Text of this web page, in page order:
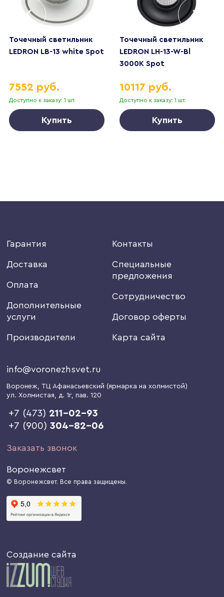
Точечный светильник
LEDRON LB-13 white Spot
Доступно к заказу: 1 шт.
7552 руб.
Купить
Точечный светильник
LEDRON LH-13-W-Bl
3000K Spot
Доступно к заказу: 1 шт.
10117 руб.
Купить
Гарантия
Доставка
Оплата
Дополнительные
услуги
Производители
Контакты
Специальные
предложения
Сотрудничество
Договор оферты
Карта сайта
info@voronezhsvet.ru
Воронеж, ТЦ Афанасьевский (ярмарка на холмистой)
ул. Холмистая, д. 1г, пав. 120
+7 (473) 211-02-93
+7 (900)304-82-06
Заказать звонок
Воронежсвет
© Воронежсвет. Все права защищены.
Создание сайта